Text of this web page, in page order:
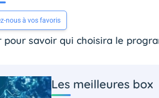
nous à vos favoris
savoir qui choisira le
Les meilleures box